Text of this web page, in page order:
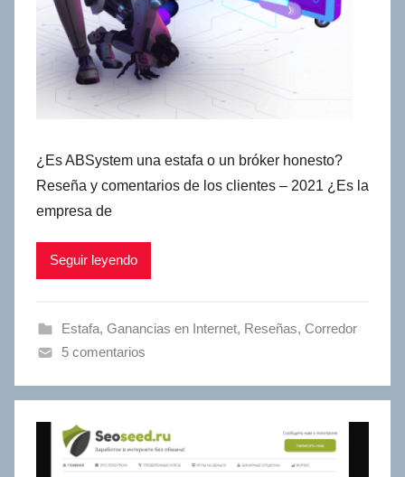
¿Es ABSystem una estafa o un bróker honesto?
Reseña y comentarios de los clientes – 2021 ¿Es la
empresa de
Seguir leyendo
Estafa, Ganancias en Internet, Reseñas, Сorredor
5 comentarios